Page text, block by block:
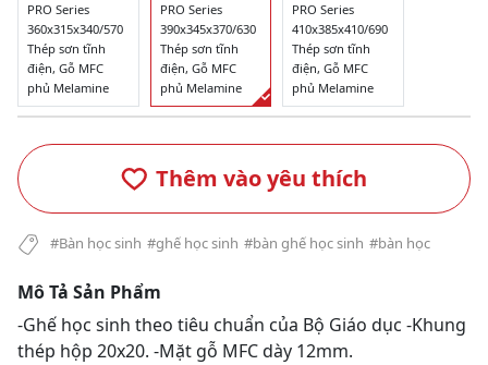
PRO Series
360x315x340/570
Thép sơn tĩnh
điện, Gỗ MFC
phủ Melamine
PRO Series
390x345x370/630
Thép sơn tĩnh
điện, Gỗ MFC
phủ Melamine
PRO Series
410x385x410/690
Thép sơn tĩnh
điện, Gỗ MFC
phủ Melamine
Thêm vào yêu thích
#Bàn học sinh #ghế học sinh #bàn ghế học sinh #bàn học
Mô Tả Sản Phẩm
-Ghế học sinh theo tiêu chuẩn của Bộ Giáo dục -Khung
thép hộp 20x20. -Mặt gỗ MFC dày 12mm.